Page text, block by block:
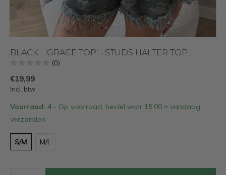
BLACK - 'GRACE TOP' - STUDS HALTER TOP
(0)
€19,99
Incl. btw
Voorraad: 4 - Op voorraad, bestel voor 15:00 = vandaag
verzonden
S/M M/L